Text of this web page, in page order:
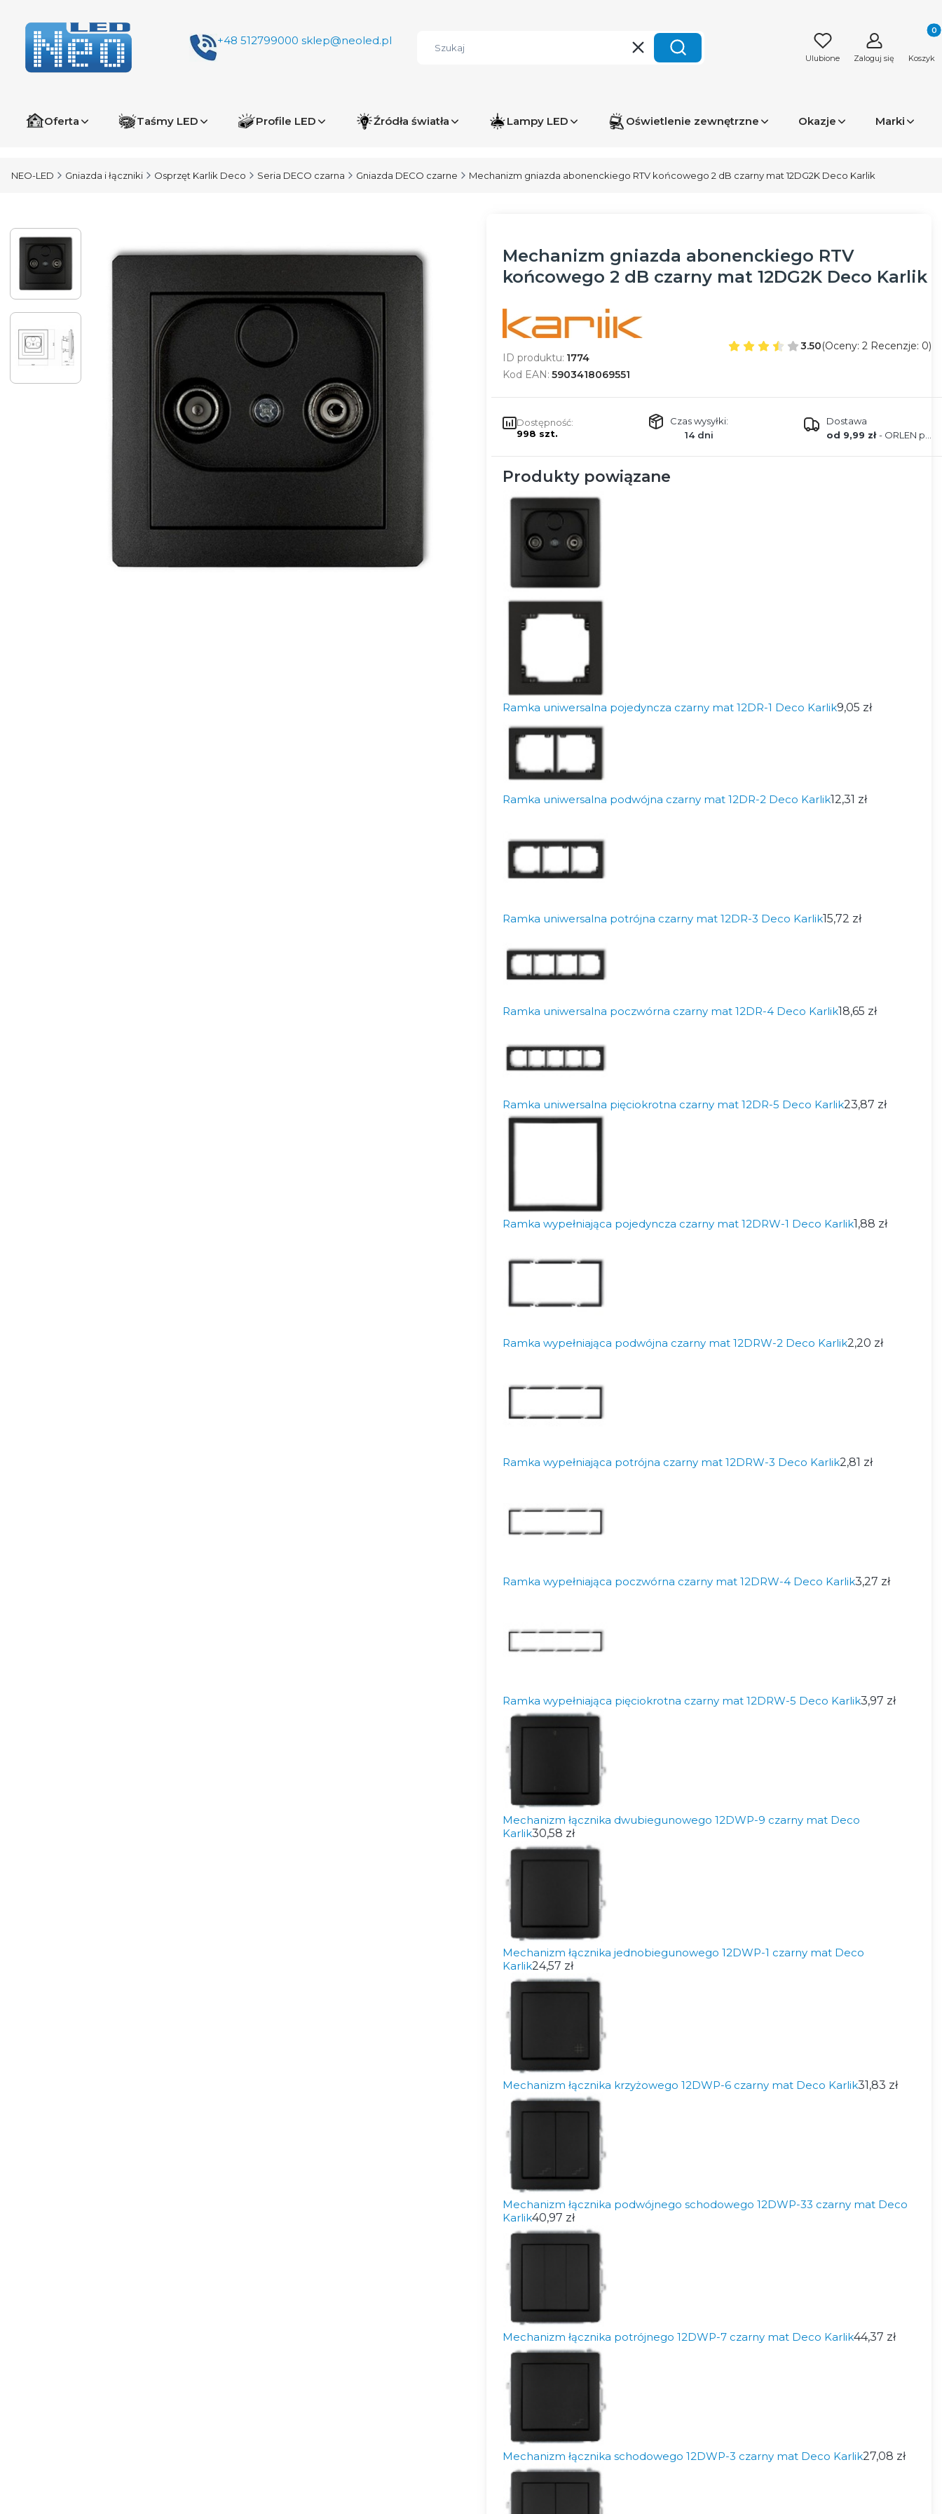
+48 512799000 sklep@neoled.pl
WyczyśćSzukaj Ulubione Zaloguj się Koszyk
Oferta Taśmy LED Profile LED Źródła światła Lampy LED Oświetlenie zewnętrzne Okazje Marki
NEO-LED Gniazda i łączniki Osprzęt Karlik Deco Seria DECO czarna Gniazda DECO czarne Mechanizm gniazda abonenckiego RTV końcowego 2 dB czarny mat 12DG2K Deco Karlik
Mechanizm gniazda abonenckiego RTV
końcowego 2 dB czarny mat 12DG2K Deco Karlik
ID produktu: 1774
Kod EAN: 5903418069551
3.50(Oceny: 2 Recenzje: 0)
Dostępność:
998 szt.
Czas wysyłki:
14 dni
Dostawa
od 9,99 zł- ORLEN paczka
Produkty powiązane
Ramka uniwersalna pojedyncza czarny mat 12DR-1 Deco Karlik9,05 zł
Ramka uniwersalna podwójna czarny mat 12DR-2 Deco Karlik12,31 zł
Ramka uniwersalna potrójna czarny mat 12DR-3 Deco Karlik15,72 zł
Ramka uniwersalna poczwórna czarny mat 12DR-4 Deco Karlik18,65 zł
Ramka uniwersalna pięciokrotna czarny mat 12DR-5 Deco Karlik23,87 zł
Ramka wypełniająca pojedyncza czarny mat 12DRW-1 Deco Karlik1,88 zł
Ramka wypełniająca podwójna czarny mat 12DRW-2 Deco Karlik2,20 zł
Ramka wypełniająca potrójna czarny mat 12DRW-3 Deco Karlik2,81 zł
Ramka wypełniająca poczwórna czarny mat 12DRW-4 Deco Karlik3,27 zł
Ramka wypełniająca pięciokrotna czarny mat 12DRW-5 Deco Karlik3,97 zł
Mechanizm łącznika dwubiegunowego 12DWP-9 czarny mat Deco
Karlik30,58 zł
Mechanizm łącznika jednobiegunowego 12DWP-1 czarny mat Deco
Karlik24,57 zł
Mechanizm łącznika krzyżowego 12DWP-6 czarny mat Deco Karlik31,83 zł
Mechanizm łącznika podwójnego schodowego 12DWP-33 czarny mat Deco
Karlik40,97 zł
Mechanizm łącznika potrójnego 12DWP-7 czarny mat Deco Karlik44,37 zł
Mechanizm łącznika schodowego 12DWP-3 czarny mat Deco Karlik27,08 zł